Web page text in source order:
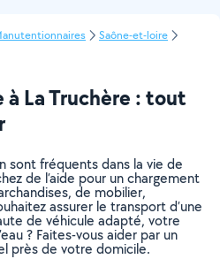
Saône-et-loire
La Truchère : tout
sont fréquents dans la vie de
de l’aide pour un chargement
de mobilier,
assurer le transport d’une
de véhicule adapté, votre
? Faites-vous aider par un
près de votre domicile.